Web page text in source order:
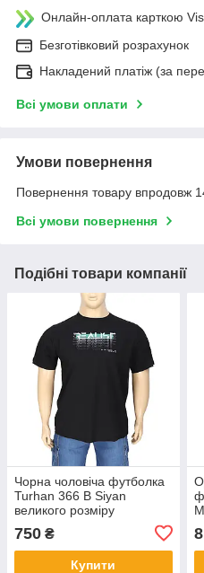
Онлайн-оплата карткою
Безготівковий розрахунок
Накладений платіж (за
Всі умови оплати
Умови повернення
Повернення товару впродовж
Всі умови повернення
Подібні товари компанії
Чорна чоловіча футболка
Turhan 366 B Siyan
великого розміру
750 ₴
Купити